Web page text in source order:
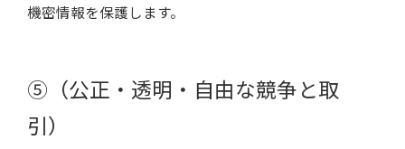
機密情報を保護します。
⑤（公正・透明・自由な競争と取
引）